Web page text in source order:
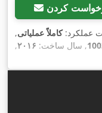
کردن
عملکرد:کاملاً عملیاتی,
, سال ساخت: ۲۰۱۶,
,